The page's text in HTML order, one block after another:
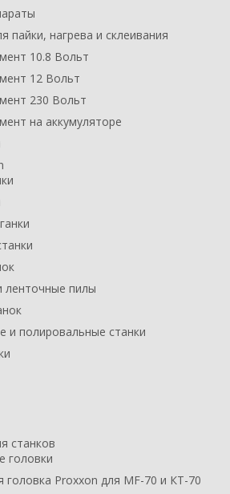
пайки, нагрева и склеивания
10.8 Вольт
12 Вольт
230 Вольт
на аккумуляторе
ленточные пилы
и полировальные станки
станков
головки
головка Proxxon для MF-70 и КТ-70